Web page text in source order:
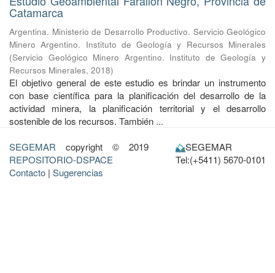
Catamarca
Argentina. Ministerio de Desarrollo Productivo. Servicio Geológico
Minero Argentino. Instituto de Geología y Recursos Minerales
(Servicio Geológico Minero Argentino. Instituto de Geología y
Recursos Minerales, 2018)
El objetivo general de este estudio es brindar un instrumento
con base científica para la planificación del desarrollo de la
actividad minera, la planificación territorial y el desarrollo
sostenible de los recursos. También ...
SEGEMAR copyright © 2019
REPOSITORIO-DSPACE
Contacto | Sugerencias
SEGEMAR
Tel:(+5411) 5670-0101